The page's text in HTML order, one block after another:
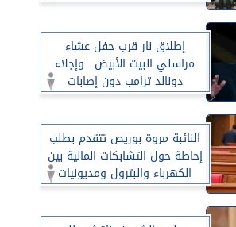
إطلاق نار قرب حفل عشاء
مراسلي البيت الأبيض.. وإجلاء
دونالد ترامب دون إصابات
النائبة مروة بوريص تتقدم بطلب
إحاطة حول التشابكات المالية بين
الكهرباء والبترول ومديونيات
الجهات الحكومية للكهرباء